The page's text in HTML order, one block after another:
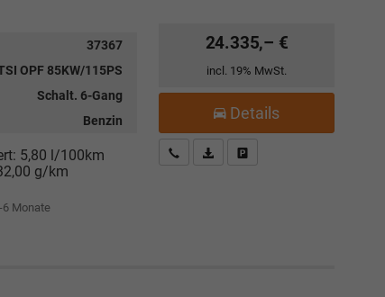
37367
OPF 85KW/115PS
Schalt. 6-Gang
Benzin
5,80 l/100km
g/km
Monate
24.335,– €
incl. 19% MwSt.
Details
Kostenloser Rückruf-Service
PDF-Datei, Fahrzeugexposé